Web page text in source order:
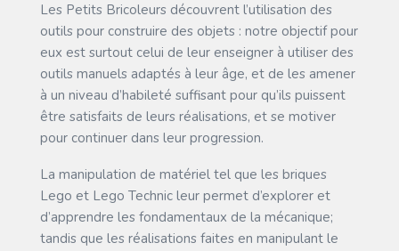
Les Petits Bricoleurs découvrent l’utilisation des
outils pour construire des objets : notre objectif pour
eux est surtout celui de leur enseigner à utiliser des
outils manuels adaptés à leur âge, et de les amener
à un niveau d’habileté suffisant pour qu’ils puissent
être satisfaits de leurs réalisations, et se motiver
pour continuer dans leur progression.
La manipulation de matériel tel que les briques
Lego et Lego Technic leur permet d’explorer et
d’apprendre les fondamentaux de la mécanique;
tandis que les réalisations faites en manipulant le